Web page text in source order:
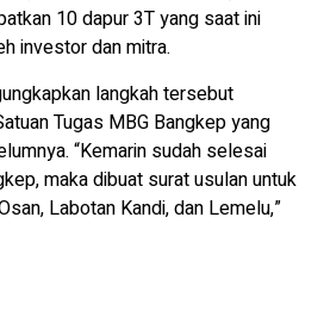
10 dapur 3T yang saat ini
investor dan mitra.
langkah tersebut
Tugas MBG Bangkep yang
“Kemarin sudah selesai
maka dibuat surat usulan untuk
Labotan Kandi, dan Lemelu,”